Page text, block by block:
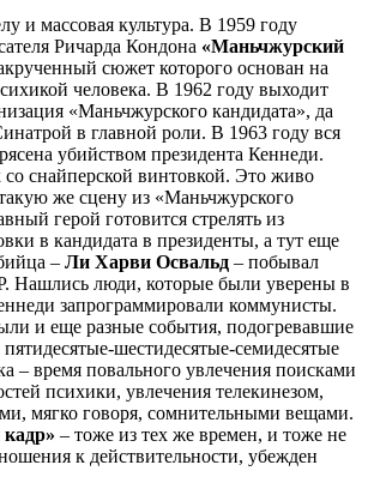
и массовая культура. В 1959 году
Ричарда Кондона «Маньчжурский
сюжет которого основан на
человека. В 1962 году выходит
«Маньчжурского кандидата», да
в главной роли. В 1963 году вся
убийством президента Кеннеди.
снайперской винтовкой. Это живо
же сцену из «Маньчжурского
герой готовится стрелять из
в кандидата в президенты, а тут еще
– Ли Харви Освальд – побывал
Нашлись люди, которые были уверены в
запрограммировали коммунисты.
и еще разные события, подогревавшие
шестидесятые-семидесятые
– время повального увлечения поисками
психики, увлечения телекинезом,
мягко говоря, сомнительными вещами.
кадр» – тоже из тех же времен, и тоже не
к действительности, убежден